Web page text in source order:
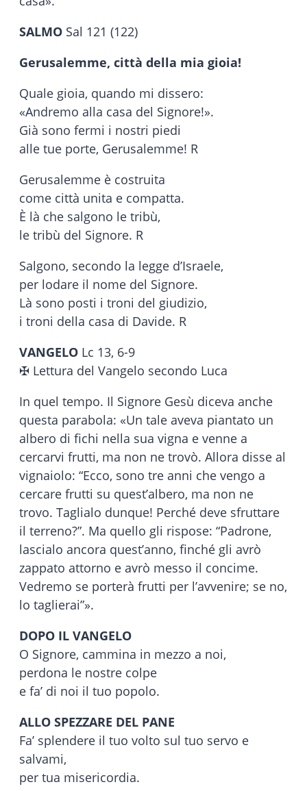
SALMO Sal 121 (122)
Gerusalemme, città della mia gioia!
Quale gioia, quando mi dissero:
«Andremo alla casa del Signore!».
Già sono fermi i nostri piedi
alle tue porte, Gerusalemme! R
Gerusalemme è costruita
come città unita e compatta.
È là che salgono le tribù,
le tribù del Signore. R
Salgono, secondo la legge d’Israele,
per lodare il nome del Signore.
Là sono posti i troni del giudizio,
i troni della casa di Davide. R
VANGELO Lc 13, 6-9
✠ Lettura del Vangelo secondo Luca
In quel tempo. Il Signore Gesù diceva anche
questa parabola: «Un tale aveva piantato un
albero di fichi nella sua vigna e venne a
cercarvi frutti, ma non ne trovò. Allora disse al
vignaiolo: “Ecco, sono tre anni che vengo a
cercare frutti su quest’albero, ma non ne
trovo. Taglialo dunque! Perché deve sfruttare
il terreno?”. Ma quello gli rispose: “Padrone,
lascialo ancora quest’anno, finché gli avrò
zappato attorno e avrò messo il concime.
Vedremo se porterà frutti per l’avvenire; se no,
lo taglierai”».
DOPO IL VANGELO
O Signore, cammina in mezzo a noi,
perdona le nostre colpe
e fa’ di noi il tuo popolo.
ALLO SPEZZARE DEL PANE
Fa’ splendere il tuo volto sul tuo servo e
salvami,
per tua misericordia.